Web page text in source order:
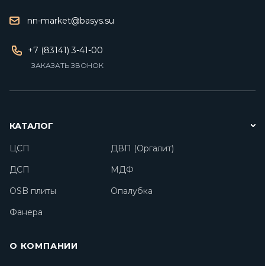
nn-market@basys.su
+7 (83141) 3-41-00
ЗАКАЗАТЬ ЗВОНОК
КАТАЛОГ
ЦСП
ДВП (Оргалит)
ДСП
МДФ
OSB плиты
Опалубка
Фанера
О КОМПАНИИ